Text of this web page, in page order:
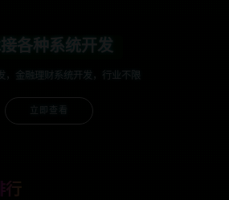
各种系统开发
，金融理财系统开发，行业不限
立即查看
行